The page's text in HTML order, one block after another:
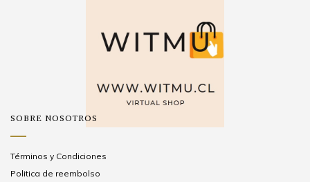
SOBRE NOSOTROS
Términos y Condiciones
Politica de reembolso